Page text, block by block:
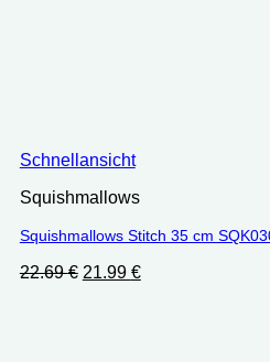
Schnellansicht
Squishmallows
Squishmallows Stitch 35 cm
22.69€ Ursprünglicher
21.99 €Aktueller